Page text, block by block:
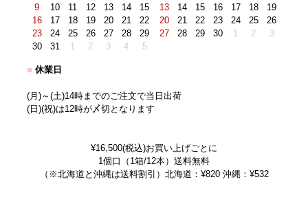
9
10 11 12 13 14
15
16
17 18 19 20 21
22
23
24 25 26 27 28
29
30
31 1 2 3 4 5
13
14 15 16 17 18
19
20
21 22 23 24 25
26
27
28 29 30 1 2 3
■ 休業日
(月)～(土)14時までのご注文で当日出荷
(日)(祝)は12時が〆切となります
¥16,500(税込)お買い上げごとに
1個口（1箱/12本）送料無料
（※北海道と沖縄は送料割引）北海道：¥820 沖縄：¥532